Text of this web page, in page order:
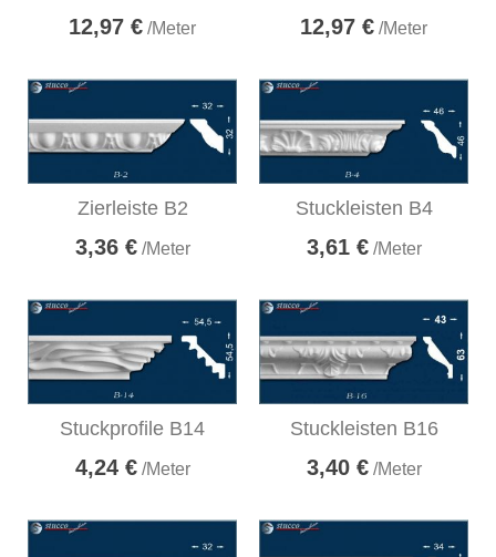
12,97 € /Meter 12,97 € /Meter
Zierleiste B2
3,36 €/Meter
Stuckleisten B4
3,61 €/Meter
Stuckprofile B14
4,24 €/Meter
Stuckleisten B16
3,40 €/Meter